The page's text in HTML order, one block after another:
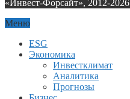
«Инвест-Форсайт», 2012-2026
Меню
ESG
Экономика
Инвестклимат
Аналитика
Прогнозы